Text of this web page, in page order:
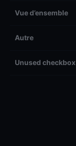
Vue d’ensemble
Autre
Unused checkbox